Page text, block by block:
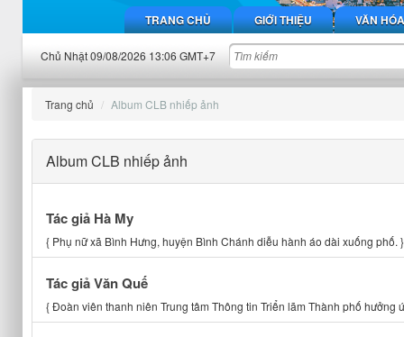
TRANG CHỦ GIỚI THIỆU VĂN HÓA
Chủ Nhật 09/08/2026 13:06 GMT+7
Trang chủ Album CLB nhiếp ảnh
Album CLB nhiếp ảnh
Tác giả Hà My
{ Phụ nữ xã Bình Hưng, huyện Bình Chánh diễu hành áo dài xuống phố. }
Tác giả Văn Quế
{ Đoàn viên thanh niên Trung tâm Thông tin Triển lãm Thành phố hưởng